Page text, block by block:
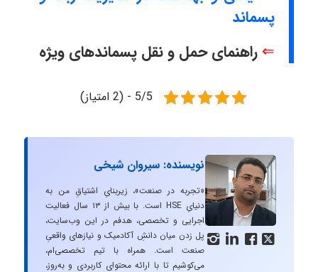
پسماند
⇐ راهنمای حمل و نقل پسماندهای ویژه
5/5 - (2 امتیاز)
   
نویسنده: سیروان شیخی
«تجربه در صنعت»، زیربنایِ اشتیاقِ من به
دنیایِ HSE است. با بیش از ۱۳ سال فعالیت
اجرایی و تخصصی، هدفم در این وب‌سایت،
پل زدن میان دانشِ آکادمیک و نیازهای واقعیِ
صنعت است. همراه با تیم تخصصی‌ام،
می‌کوشیم تا با ارائه محتوای کاربردی و به‌روز،